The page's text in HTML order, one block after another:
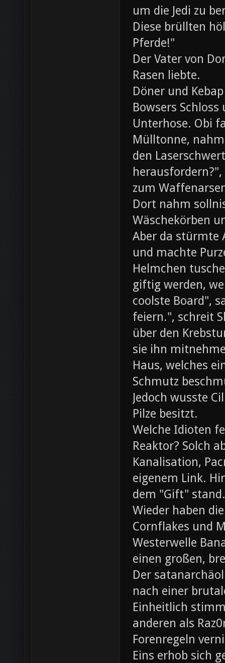
um die Jedi zu
Diese brüllten
Pferde!"
Der Vater von
Rasen liebte.
Döner und
Bowsers
Unterhose. Obi
Mülltonne,
den
zum
Dort nahm
Wäschekörben
Aber da stürmte
und machte
Helmchen
giftig werden,
coolste Board",
feiern.", schreit
über den
sie ihn
Haus, welches
Schmutz
Jedoch wusste
Pilze besitzt.
Welche Idioten
Reaktor? Solch
Kanalisation,
eigenem Link.
dem "Gift" stand.
Wieder haben
Cornflakes und
Westerwelle
einen großen,
Der
nach einer
Einheitlich
anderen als
Forenregeln
Eins erhob sich